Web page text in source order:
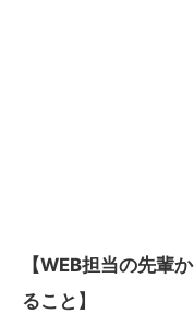
【WEB担当の先輩
ること】